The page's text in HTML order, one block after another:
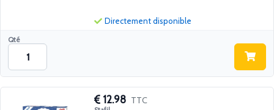
Qté
Directement disponible
12.98 TTC